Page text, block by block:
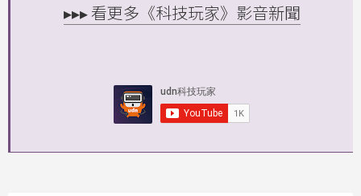
▸▸▸ 看更多《科技玩家》影音新聞